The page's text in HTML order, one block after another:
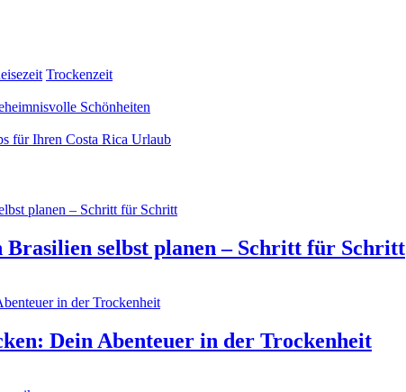
Trockenzeit
Schönheiten
für Ihren Costa Rica Urlaub
Brasilien selbst planen – Schritt für Schritt
Dein Abenteuer in der Trockenheit